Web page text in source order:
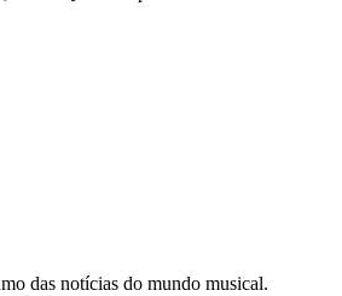
das notícias do mundo musical.